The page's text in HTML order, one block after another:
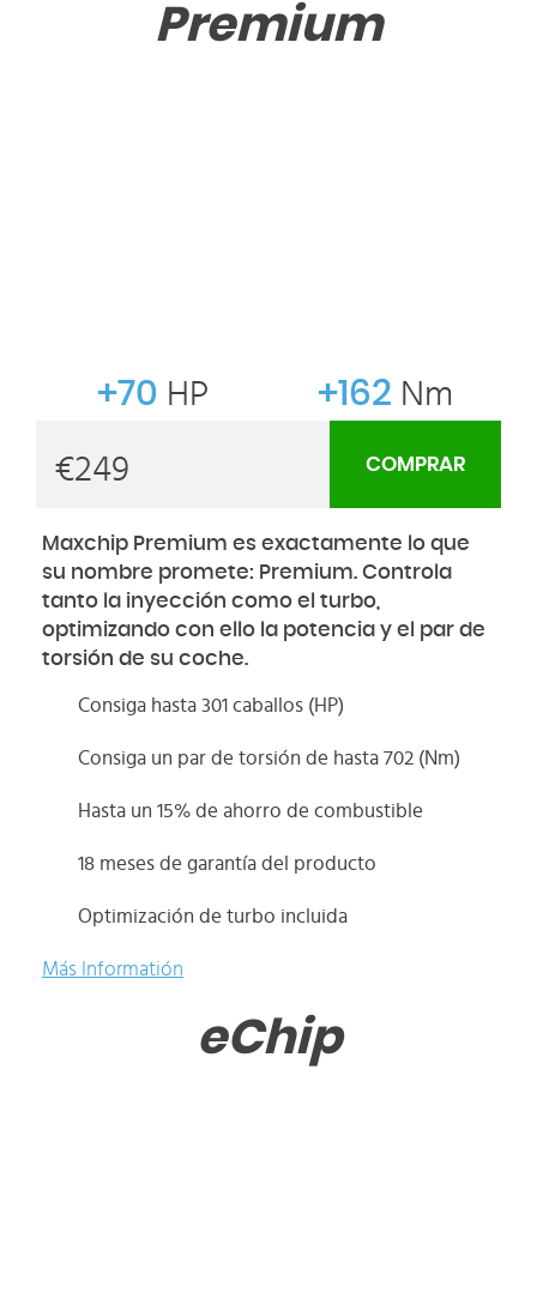
Premium
+70 HP +162 Nm
€249 COMPRAR
Maxchip Premium es exactamente lo que
su nombre promete: Premium. Controla
tanto la inyección como el turbo,
optimizando con ello la potencia y el par de
torsión de su coche.
Consiga hasta 301 caballos (HP)
Consiga un par de torsión de hasta 702 (Nm)
Hasta un 15% de ahorro de combustible
18 meses de garantía del producto
Optimización de turbo incluida
Más Informatión
eChip